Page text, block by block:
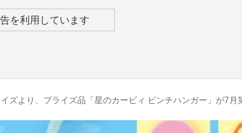
を利用しています
ズより、プライズ品「星のカービィ ピンチハンガー」が7月